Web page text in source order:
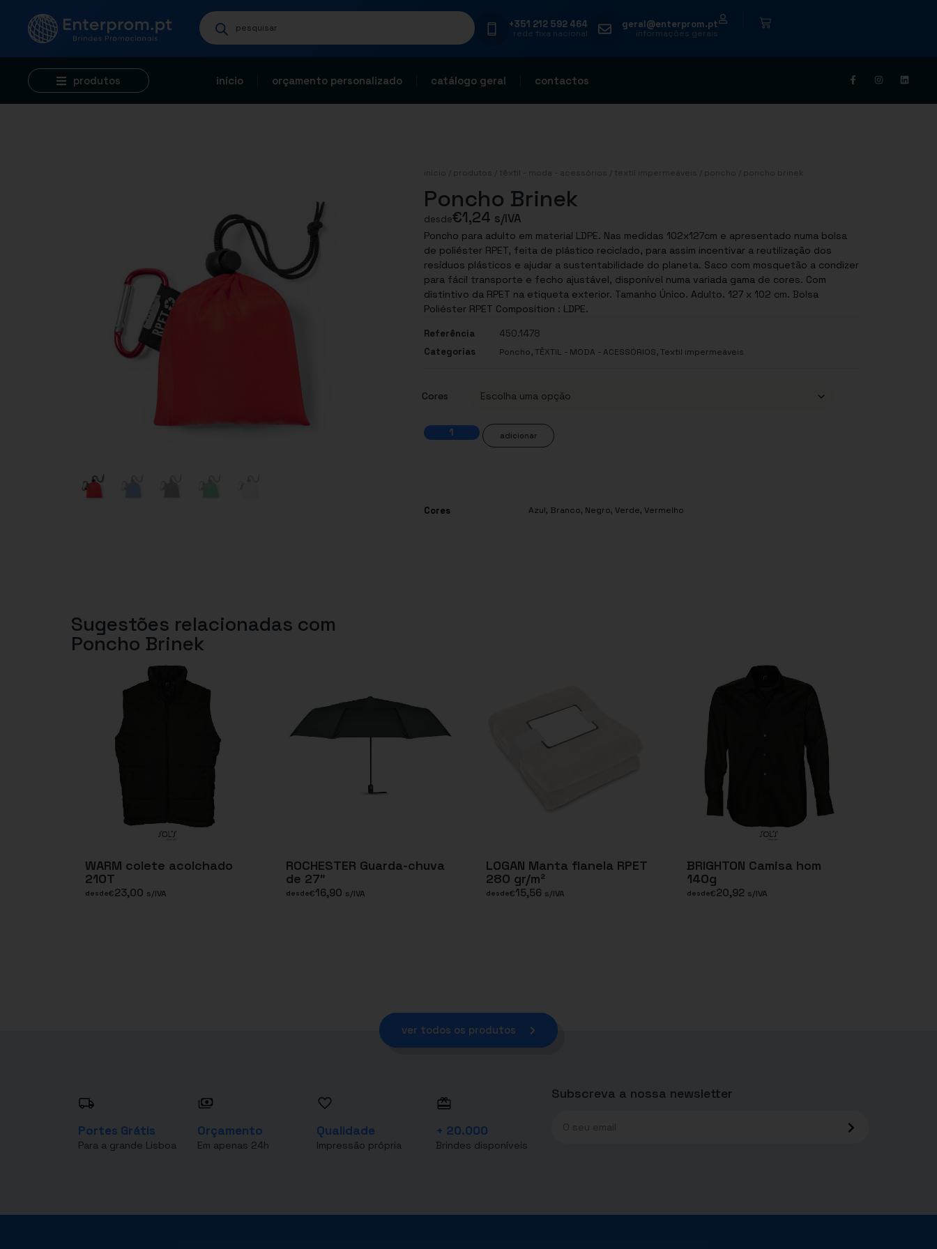
+351 212 592 464
rede fixa nacional
geral@enterprom.pt
informações gerais
produtos início orçamento personalizado catálogo geral contactos
início produtos têxtil - moda - acessórios textil impermeáveis poncho / poncho brinek
Poncho Brinek
desde€1,24 s/IVA
Poncho para adulto em material LDPE. Nas medidas 102x127cm e apresentado numa bolsa
de poliéster RPET, feita de plástico reciclado, para assim incentivar a reutilização dos
resíduos plásticos e ajudar a sustentabilidade do planeta. Saco com mosquetão a condizer
para fácil transporte e fecho ajustável, disponível numa variada gama de cores. Com
distintivo da RPET na etiqueta exterior. Tamanho Único. Adulto. 127 x 102 cm. Bolsa
Poliéster RPET Composition : LDPE.
Referência
450.1478
Categorias
Poncho,TÊXTIL - MODA - ACESSÓRIOS,Textil impermeáveis
Cores
adicionar
Cores Azul, Branco, Negro, Verde, Vermelho
Sugestões relacionadas com
Poncho Brinek
WARM colete acolchado
210T
desde€23,00 s/IVA
ROCHESTER Guarda-chuva
de 27″
desde€16,90 s/IVA
LOGAN Manta flanela RPET
280 gr/m²
desde€15,56 s/IVA
BRIGHTON Camisa hom
140g
desde€20,92 s/IVA
ver todos os produtos
Portes Grátis
Para a grande Lisboa
Orçamento
Em apenas 24h
Qualidade
Impressão própria
+ 20.000
Brindes disponíveis
Subscreva a nossa newsletter